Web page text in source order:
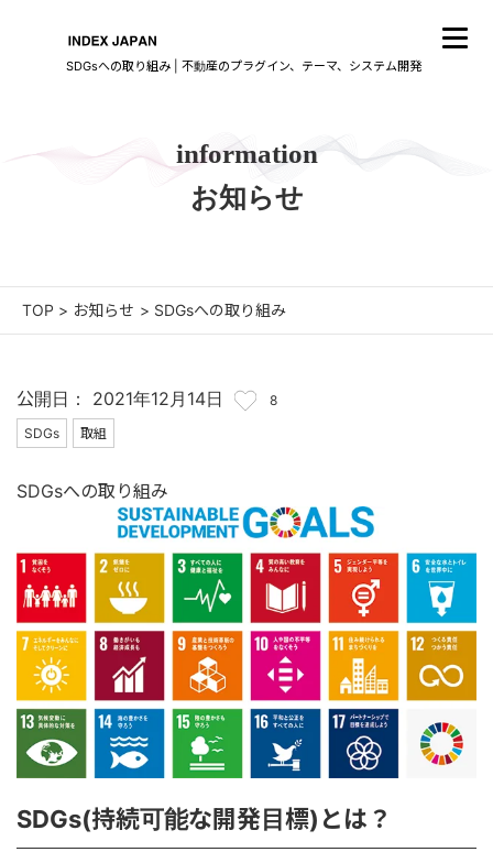
SDGsへの取り組み | 不動産のプラグイン、テーマ、システム開発
information
お知らせ
TOP > お知らせ > SDGsへの取り組み
公開日： 2021年12月14日
8
SDGs
取組
SDGsへの取り組み
SDGs(持続可能な開発目標)とは？